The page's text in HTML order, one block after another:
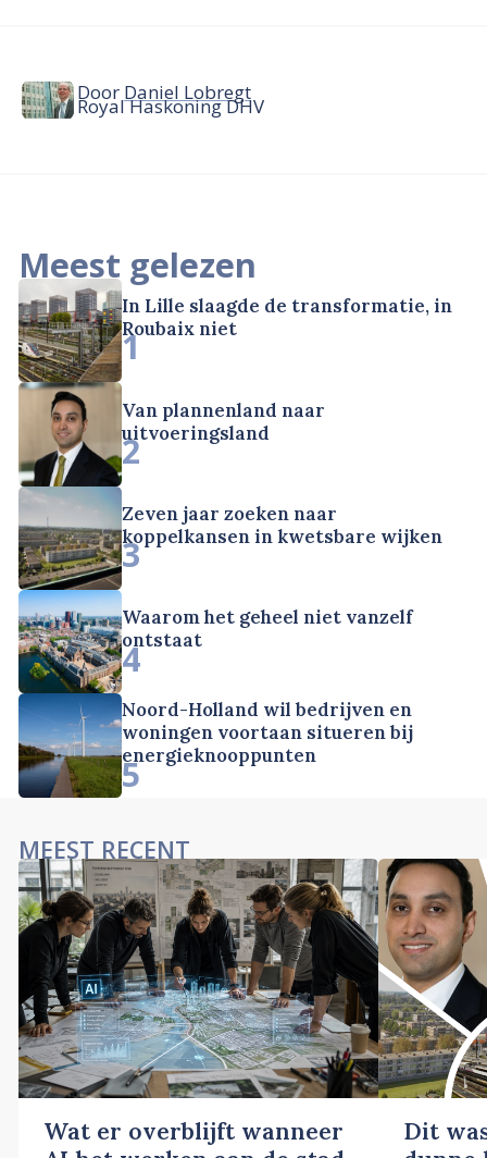
Door Daniel Lobregt
Royal Haskoning DHV
Meest gelezen
In Lille slaagde de transformatie, in
Roubaix niet
1
Van plannenland naar
uitvoeringsland
2
Zeven jaar zoeken naar
koppelkansen in kwetsbare wijken
3
Waarom het geheel niet vanzelf
ontstaat
4
Noord-Holland wil bedrijven en
woningen voortaan situeren bij
energieknooppunten
5
MEEST RECENT
Wat er overblijft wanneer
Dit